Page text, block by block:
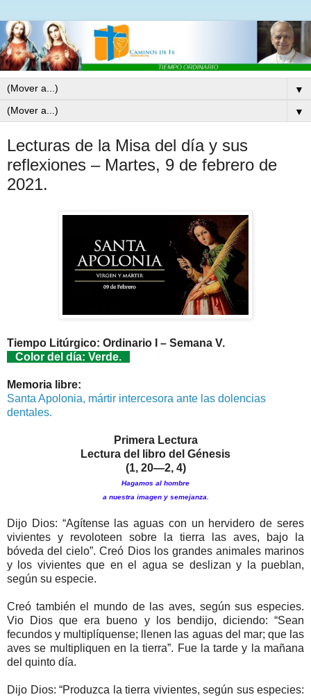
▼
▼
Lecturas de la Misa del día y sus
reflexiones – Martes, 9 de febrero de
2021.
Tiempo Litúrgico: Ordinario I – Semana V.
Color del día: Verde.
Memoria libre:
Santa Apolonia, mártir intercesora ante las dolencias
dentales.
Primera Lectura
Lectura del libro del Génesis
(1, 20—2, 4)
Hagamos al hombre
a nuestra imagen y semejanza.
Dijo Dios: “Agítense las aguas con un hervidero de seres
vivientes y revoloteen sobre la tierra las aves, bajo la
bóveda del cielo”. Creó Dios los grandes animales marinos
y los vivientes que en el agua se deslizan y la pueblan,
según su especie.
Creó también el mundo de las aves, según sus especies.
Vio Dios que era bueno y los bendijo, diciendo: “Sean
fecundos y multiplíquense; llenen las aguas del mar; que las
aves se multipliquen en la tierra”. Fue la tarde y la mañana
del quinto día.
Dijo Dios: “Produzca la tierra vivientes, según sus especies: